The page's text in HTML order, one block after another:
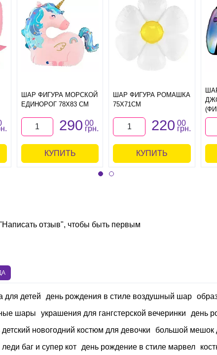
ШАР ФИГУРА МОРСКОЙ
ЕДИНОРОГ 78Х83 СМ
290 00
грн.
КУПИТЬ
ШАР ФИГУРА РОМАШКА
75Х71СМ
220 00
грн.
КУПИТЬ
отзыв", чтобы быть первым
для детей день рождения в стиле воздушный шар
шары украшения для гангстерской вечеринки
день
детский новогодний костюм для девочки большой мешок
баг и супер кот день рождение в стиле марвел